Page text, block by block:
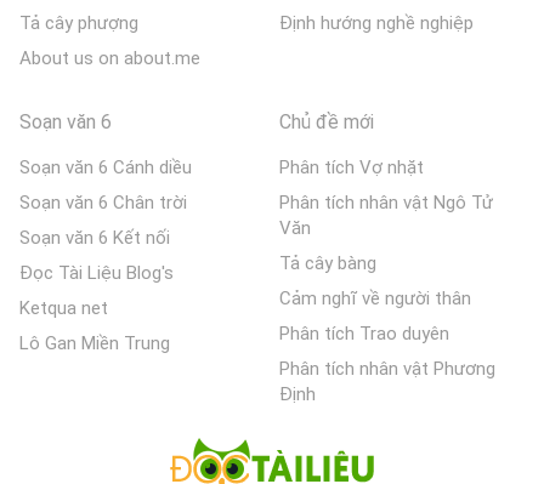
Tả cây phượng
About us on about.me
Định hướng nghề nghiệp
Soạn văn 6
Soạn văn 6 Cánh diều
Soạn văn 6 Chân trời
Soạn văn 6 Kết nối
Đọc Tài Liệu Blog's
Ketqua net
Lô Gan Miền Trung
Chủ đề mới
Phân tích Vợ nhặt
Phân tích nhân vật Ngô Tử
Văn
Tả cây bàng
Cảm nghĩ về người thân
Phân tích Trao duyên
Phân tích nhân vật Phương
Định